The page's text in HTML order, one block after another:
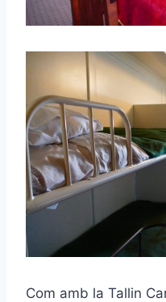
Com amb la Tallin